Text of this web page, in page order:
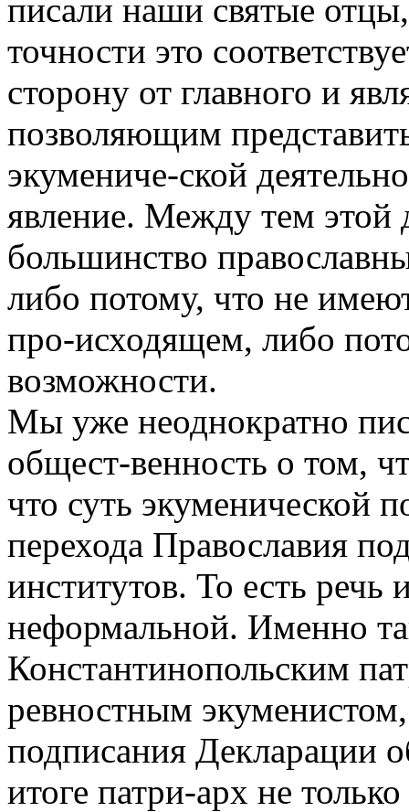
писали наши святые
точности это
сторону от главного и
позволяющим
экумениче-ской
явление. Между тем этой
большинство
либо потому, что не
про-исходящем, либо
возможности.
Мы уже неоднократно
общест-венность о том,
что суть экуменической
перехода Православия
институтов. То есть
неформальной. Именно
Константинопольским
ревностным
подписания Декларации
итоге патри-арх не